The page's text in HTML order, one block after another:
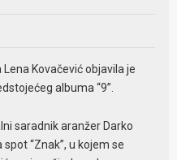
Kovačević objavila je
albuma “9”.
saradnik aranžer Darko
“Znak”, u kojem se